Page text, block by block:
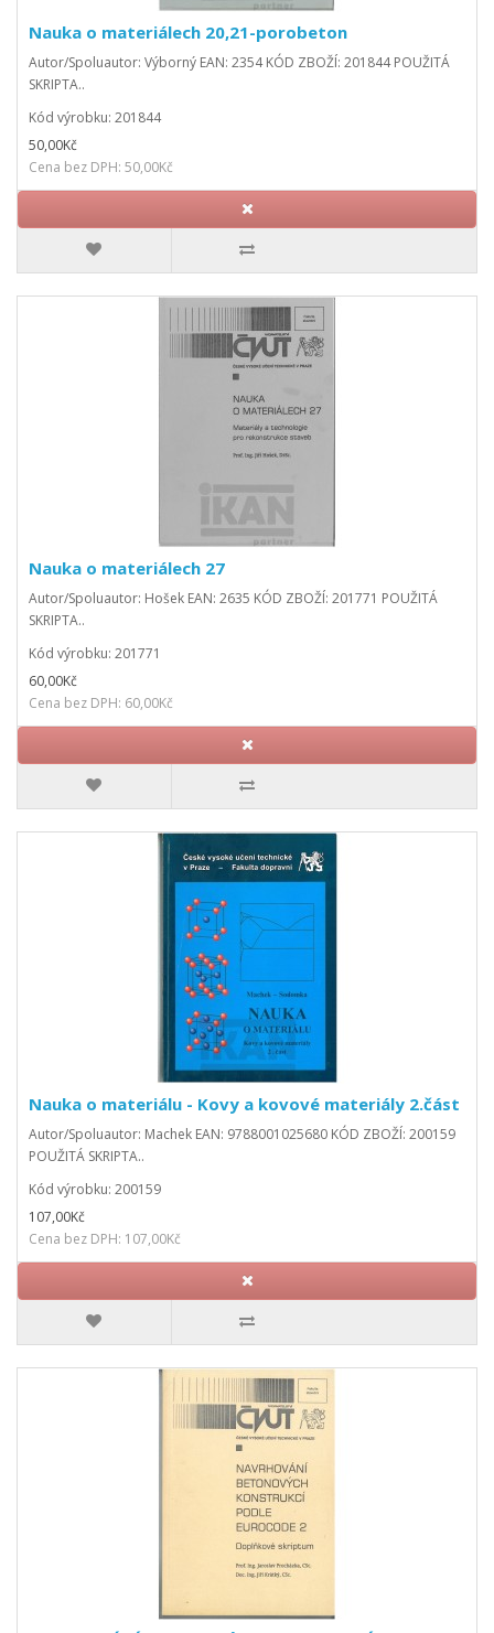
Nauka o materiálech 20,21-porobeton
Autor/Spoluautor: Výborný EAN: 2354 KÓD ZBOŽÍ: 201844 POUŽITÁ
SKRIPTA..
Kód výrobku: 201844
50,00Kč
Cena bez DPH: 50,00Kč
Nauka o materiálech 27
Autor/Spoluautor: Hošek EAN: 2635 KÓD ZBOŽÍ: 201771 POUŽITÁ
SKRIPTA..
Kód výrobku: 201771
60,00Kč
Cena bez DPH: 60,00Kč
Nauka o materiálu - Kovy a kovové materiály 2.část
Autor/Spoluautor: Machek EAN: 9788001025680 KÓD ZBOŽÍ: 200159
POUŽITÁ SKRIPTA..
Kód výrobku: 200159
107,00Kč
Cena bez DPH: 107,00Kč